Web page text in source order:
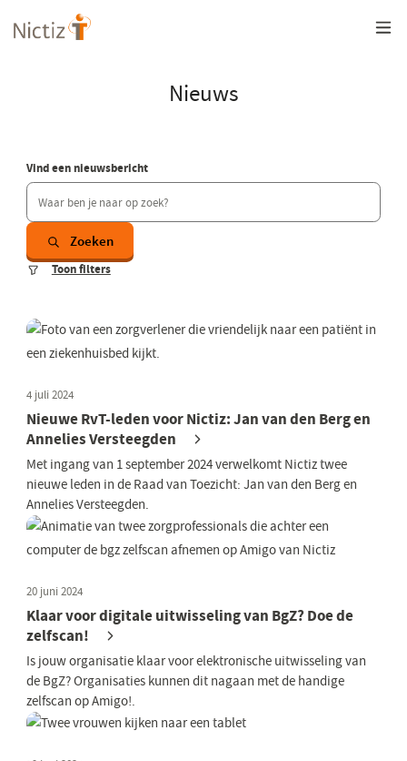
Overslaan
en
Nieuws
Vind een nieuwsbericht
Zoeken
Toon filters
4 juli 2024
Nieuwe RvT-leden voor Nictiz: Jan van den Berg en
Annelies Versteegden
Met ingang van 1 september 2024 verwelkomt Nictiz twee
nieuwe leden in de Raad van Toezicht: Jan van den Berg en
Annelies Versteegden.
20 juni 2024
Klaar voor digitale uitwisseling van BgZ? Doe de
zelfscan!
Is jouw organisatie klaar voor elektronische uitwisseling van
de BgZ? Organisaties kunnen dit nagaan met de handige
zelfscan op Amigo!.